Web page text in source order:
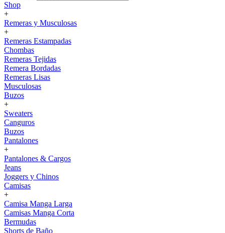
Shop
+
Remeras y Musculosas
+
Remeras Estampadas
Chombas
Remeras Tejidas
Remera Bordadas
Remeras Lisas
Musculosas
Buzos
+
Sweaters
Canguros
Buzos
Pantalones
+
Pantalones & Cargos
Jeans
Joggers y Chinos
Camisas
+
Camisa Manga Larga
Camisas Manga Corta
Bermudas
Shorts de Baño